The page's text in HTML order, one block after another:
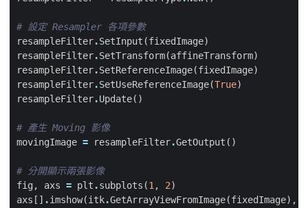
# 設定 Resampler 各項參數
resampleFilter.SetInput (fixedImage)
resampleFilter.SetTransform(affineTransform)
resampleFilter.SetReferenceImage(fixedImage)
resampleFilter.SetUseReferenceImage(True)
resampleFilter.Update()
# 產生 Moving 影像
movingImage = resampleFilter.GetOutput ()
# 分開顯示兩張影像
fig , axs = plt .subplots (1, 2)
axs [] .imshow(itk.GetArrayViewFromImage(fixedImage),